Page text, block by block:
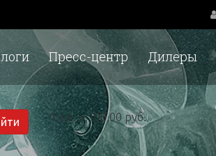
Дилеры
Пресс-центр
1 у.е. = 100,00 руб.